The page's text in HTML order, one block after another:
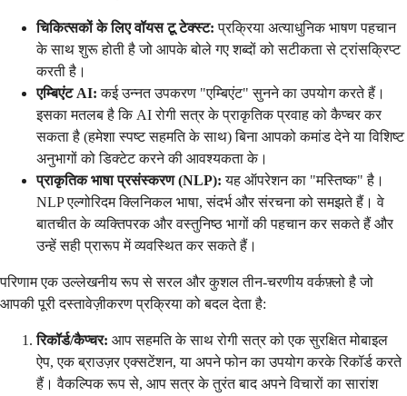
चिकित्सकों के लिए वॉयस टू टेक्स्ट: प्रक्रिया अत्याधुनिक भाषण पहचान
के साथ शुरू होती है जो आपके बोले गए शब्दों को सटीकता से ट्रांसक्रिप्ट
करती है।
एम्बिएंट AI: कई उन्नत उपकरण "एम्बिएंट" सुनने का उपयोग करते हैं।
इसका मतलब है कि AI रोगी सत्र के प्राकृतिक प्रवाह को कैप्चर कर
सकता है (हमेशा स्पष्ट सहमति के साथ) बिना आपको कमांड देने या विशिष्ट
अनुभागों को डिक्टेट करने की आवश्यकता के।
प्राकृतिक भाषा प्रसंस्करण (NLP): यह ऑपरेशन का "मस्तिष्क" है।
NLP एल्गोरिदम क्लिनिकल भाषा, संदर्भ और संरचना को समझते हैं। वे
बातचीत के व्यक्तिपरक और वस्तुनिष्ठ भागों की पहचान कर सकते हैं और
उन्हें सही प्रारूप में व्यवस्थित कर सकते हैं।
परिणाम एक उल्लेखनीय रूप से सरल और कुशल तीन-चरणीय वर्कफ़्लो है जो
आपकी पूरी दस्तावेज़ीकरण प्रक्रिया को बदल देता है:
रिकॉर्ड/कैप्चर: आप सहमति के साथ रोगी सत्र को एक सुरक्षित मोबाइल
ऐप, एक ब्राउज़र एक्सटेंशन, या अपने फोन का उपयोग करके रिकॉर्ड करते
हैं। वैकल्पिक रूप से, आप सत्र के तुरंत बाद अपने विचारों का सारांश